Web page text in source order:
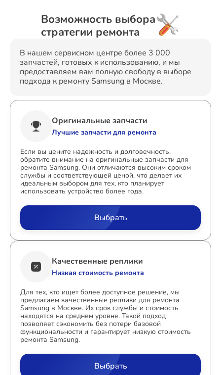
Возможность выбора
стратегии ремонта
В нашем сервисном центре более 3 000
запчастей, готовых к использованию, и мы
предоставляем вам полную свободу в выборе
подхода к ремонту Samsung в Москве.
Оригинальные запчасти
Лучшие запчасти для ремонта
Если вы цените надежность и долговечность,
обратите внимание на оригинальные запчасти для
ремонта Samsung. Они отличаются высоким сроком
службы и соответствующей ценой, что делает их
идеальным выбором для тех, кто планирует
использовать устройство более года.
Выбрать
Качественные реплики
Низкая стоимость ремонта
Для тех, кто ищет более доступное решение, мы
предлагаем качественные реплики для ремонта
Samsung в Москве. Их срок службы и стоимость
находятся на среднем уровне. Такой подход
позволяет сэкономить без потери базовой
функциональности и гарантирует низкую стоимость
ремонта Samsung.
Выбрать